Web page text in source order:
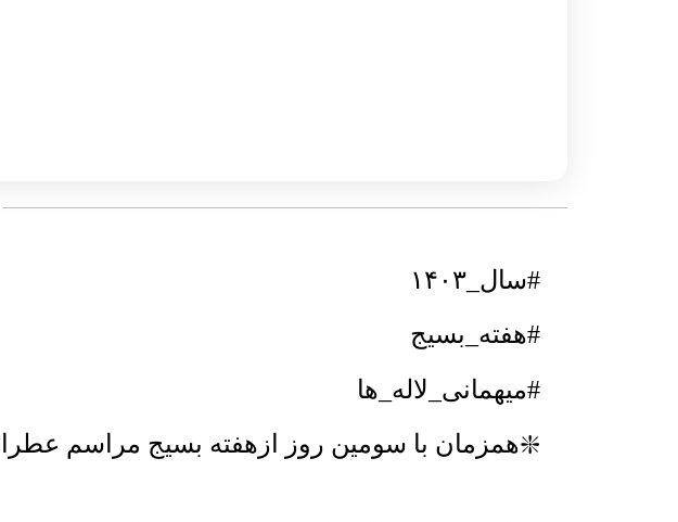
#سال_۱۴۰۳
#هفته_بسیج
#میهمانی_لاله_ها
❇️همزمان با سومین روز ازهفته بسیج مراسم